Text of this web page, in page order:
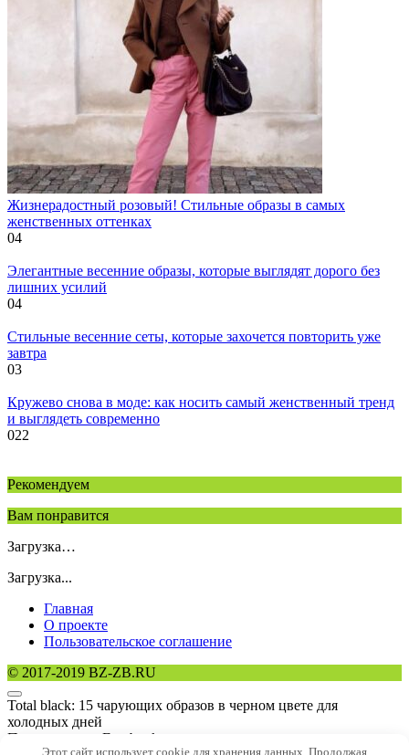
Жизнерадостный розовый! Стильные образы в самых
женственных оттенках
04
Элегантные весенние образы, которые выглядят дорого без
лишних усилий
04
Стильные весенние сеты, которые захочется повторить уже
завтра
03
Кружево снова в моде: как носить самый женственный тренд
и выглядеть современно
022
Рекомендуем
Вам понравится
Загрузка…
Загрузка...
Главная
О проекте
Пользовательское соглашение
© 2017-2019 BZ-ZB.RU
Total black: 15 чарующих образов в черном цвете для
холодных дней
Поделиться на Facebook
Этот сайт использует cookie для хранения данных. Продолжая